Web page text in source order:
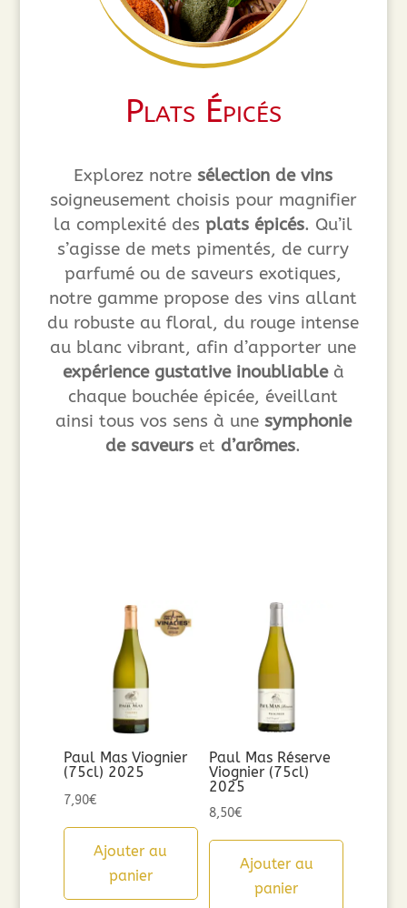
Plats Épicés
Explorez notresélection de vins
soigneusement choisis pour magnifier
la complexité des plats épicés. Qu’il
s’agisse de mets pimentés, de curry
parfumé ou de saveurs exotiques,
notre gamme propose des vins allant
du robuste au floral, du rouge intense
au blanc vibrant, afin d’apporter une
expérience gustative inoubliableà
chaque bouchée épicée, éveillant
ainsi tous vos sens à une symphonie
de saveurs et d’arômes.
Paul Mas Viognier
(75cl) 2025
7,90€
Ajouter au
panier
Paul Mas Réserve
Viognier (75cl)
2025
8,50€
Ajouter au
panier